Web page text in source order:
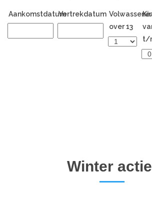
AankomstdatumVertrekdatum
over 13
t/
Winter